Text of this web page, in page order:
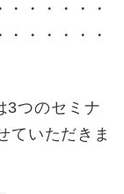
・・・・・・
・・・・・・
3つのセミナ
ていただきま